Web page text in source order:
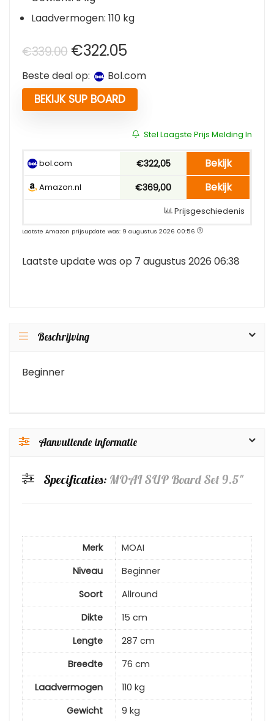
Laadvermogen: 110 kg
€339.00 Oorspronkelijke
prijs
was:
€339.00.
€322.05Huidige
is:
Beste deal op: bol.com
BEKIJK SUP BOARD
Stel Laagste Prijs Melding In
bol.com €322,05 Bekijk
Amazon.nl €369,00 Bekijk
Prijsgeschiedenis
Laatste Amazon prijsupdate was: 9 augustus 2026 00:56
Laatste update was op 7 augustus 2026 06:38
Beschrijving
Beginner
Aanvullende informatie
Specificaties: MOAI SUP Board Set 9.5″
Merk
MOAI
Niveau
Beginner
Soort
Allround
Dikte
15 cm
Lengte
287 cm
Breedte
76 cm
Laadvermogen
110 kg
Gewicht
9 kg